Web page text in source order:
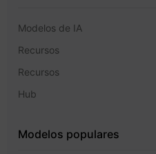
Modelos de IA
Recursos
Recursos
Hub
Modelos populares